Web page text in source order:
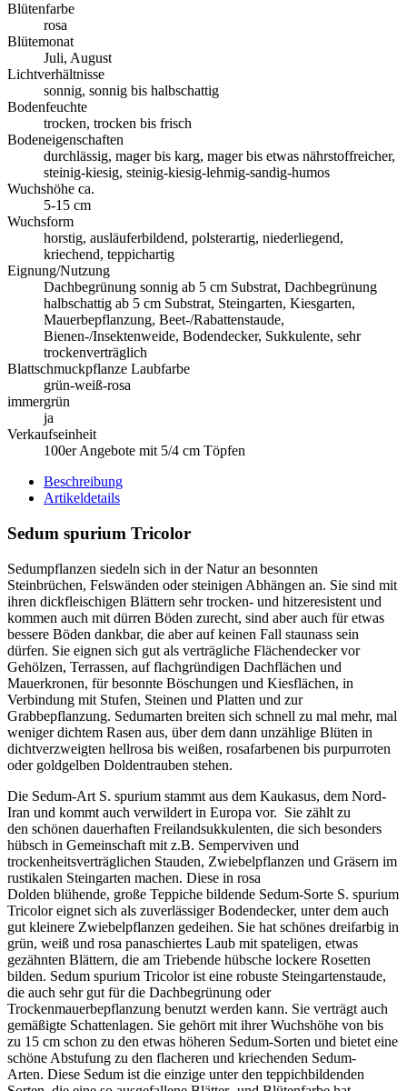
Blütenfarbe
rosa
Blütemonat
Juli, August
Lichtverhältnisse
sonnig, sonnig bis halbschattig
Bodenfeuchte
trocken, trocken bis frisch
Bodeneigenschaften
durchlässig, mager bis karg, mager bis etwas nährstoffreicher,
steinig-kiesig, steinig-kiesig-lehmig-sandig-humos
Wuchshöhe ca.
5-15 cm
Wuchsform
horstig, ausläuferbildend, polsterartig, niederliegend,
kriechend, teppichartig
Eignung/Nutzung
Dachbegrünung sonnig ab 5 cm Substrat, Dachbegrünung
halbschattig ab 5 cm Substrat, Steingarten, Kiesgarten,
Mauerbepflanzung, Beet-/Rabattenstaude,
Bienen-/Insektenweide, Bodendecker, Sukkulente, sehr
trockenverträglich
Blattschmuckpflanze Laubfarbe
grün-weiß-rosa
immergrün
ja
Verkaufseinheit
100er Angebote mit 5/4 cm Töpfen
Beschreibung
Artikeldetails
Sedum spurium Tricolor
Sedumpflanzen siedeln sich in der Natur an besonnten
Steinbrüchen, Felswänden oder steinigen Abhängen an. Sie sind mit
ihren dickfleischigen Blättern sehr trocken- und hitzeresistent und
kommen auch mit dürren Böden zurecht, sind aber auch für etwas
bessere Böden dankbar, die aber auf keinen Fall staunass sein
dürfen. Sie eignen sich gut als verträgliche Flächendecker vor
Gehölzen, Terrassen, auf flachgründigen Dachflächen und
Mauerkronen, für besonnte Böschungen und Kiesflächen, in
Verbindung mit Stufen, Steinen und Platten und zur
Grabbepflanzung. Sedumarten breiten sich schnell zu mal mehr, mal
weniger dichtem Rasen aus, über dem dann unzählige Blüten in
dichtverzweigten hellrosa bis weißen, rosafarbenen bis purpurroten
oder goldgelben Doldentrauben stehen.
Die Sedum-Art S. spurium stammt aus dem Kaukasus, dem Nord-
Iran und kommt auch verwildert in Europa vor. Sie zählt zu
den schönen dauerhaften Freilandsukkulenten, die sich besonders
hübsch in Gemeinschaft mit z.B. Semperviven und
trockenheitsverträglichen Stauden, Zwiebelpflanzen und Gräsern im
rustikalen Steingarten machen. Diese in rosa
Dolden blühende, große Teppiche bildende Sedum-Sorte S. spurium
Tricolor eignet sich als zuverlässiger Bodendecker, unter dem auch
gut kleinere Zwiebelpflanzen gedeihen. Sie hat schönes dreifarbig in
grün, weiß und rosa panaschiertes Laub mit spateligen, etwas
gezähnten Blättern, die am Triebende hübsche lockere Rosetten
bilden. Sedum spurium Tricolor ist eine robuste Steingartenstaude,
die auch sehr gut für die Dachbegrünung oder
Trockenmauerbepflanzung benutzt werden kann. Sie verträgt auch
gemäßigte Schattenlagen. Sie gehört mit ihrer Wuchshöhe von bis
zu 15 cm schon zu den etwas höheren Sedum-Sorten und bietet eine
schöne Abstufung zu den flacheren und kriechenden Sedum-
Arten. Diese Sedum ist die einzige unter den teppichbildenden